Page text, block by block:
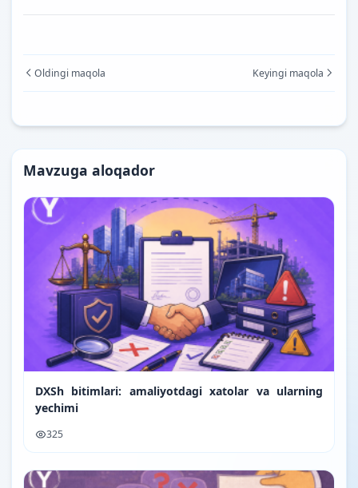
Oldingi maqola Keyingi maqola
Mavzuga aloqador
DXSh bitimlari: amaliyotdagi xatolar va ularning
yechimi
325